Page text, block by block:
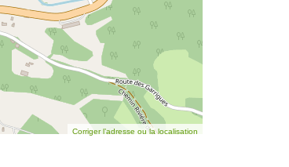
Corriger l’adresse ou la localisation